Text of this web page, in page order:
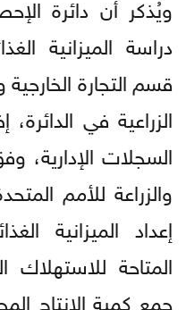
دراسة الميزانية
قسم التجارة
الزراعية في
السجلات الإدارية،
والزراعة للأمم
إعداد الميزانية
المتاحة
جمع كمية الإنتاج